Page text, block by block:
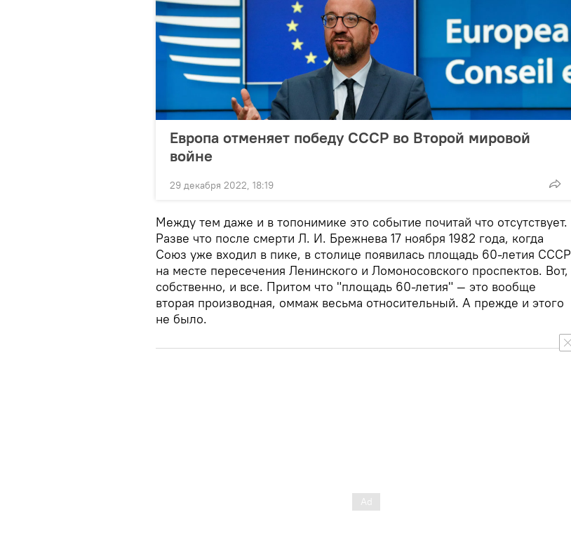
Европа отменяет победу СССР во Второй мировой
войне
29 декабря 2022, 18:19
Между тем даже и в топонимике это событие почитай что отсутствует.
Разве что после смерти Л. И. Брежнева 17 ноября 1982 года, когда
Союз уже входил в пике, в столице появилась площадь 60-летия СССР
на месте пересечения Ленинского и Ломоносовского проспектов. Вот,
собственно, и все. Притом что "площадь 60-летия" — это вообще
вторая производная, оммаж весьма относительный. А прежде и этого
не было.